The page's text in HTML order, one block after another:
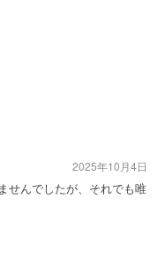
せんでしたが、それでも唯
2025年10月4日